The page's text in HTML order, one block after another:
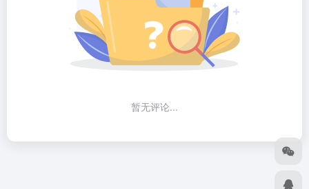
暂无评论...